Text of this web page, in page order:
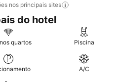
nos principais sites
do hotel
quartos Piscina
A/C